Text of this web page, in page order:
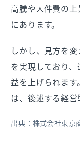
高騰や人件費の
にあります。
しかし、見方を
を実現しており
益を上げられま
は、後述する経営
出典：株式会社東京